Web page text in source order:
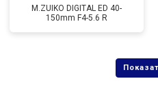
M.ZUIKO DIGITAL ED 40-
150mm F4-5.6 R